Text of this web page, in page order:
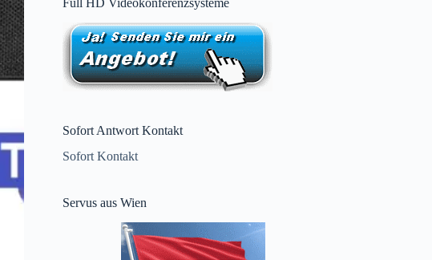
Sofort Antwort Kontakt
Sofort Kontakt
Servus aus Wien